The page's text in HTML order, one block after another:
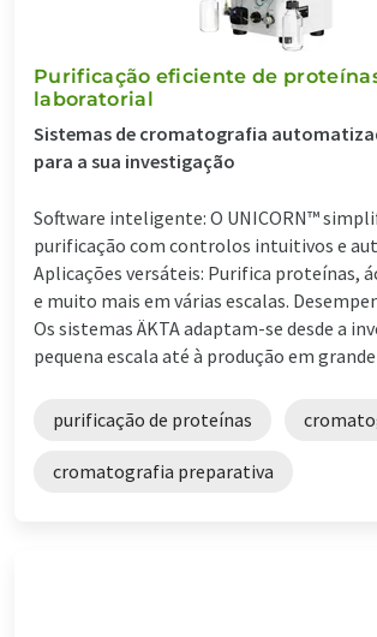
Purificação eficiente de
laboratorial
Sistemas de cromatografia
para a sua investigação
Software inteligente: O UNICORN™
purificação com controlos intuitivos e
Aplicações versáteis: Purifica proteínas,
e muito mais em várias escalas.
Os sistemas ÄKTA adaptam-se desde a
pequena escala até à produção em grande
purificação de proteínas
cromatografia preparativa